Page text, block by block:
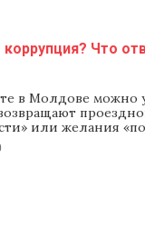
коррупция? Что
в Молдове можно
или желания
висят плакаты,
билет —